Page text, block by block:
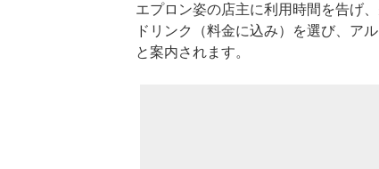
エプロン姿の店主に利用時間を告げ、
ドリンク（料金に込み）を選び、ア
と案内されます。